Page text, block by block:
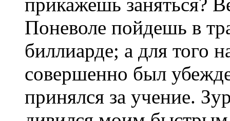
прикажешь заняться?
Поневоле пойдешь в
биллиарде; а для того
совершенно был
принялся за учение.